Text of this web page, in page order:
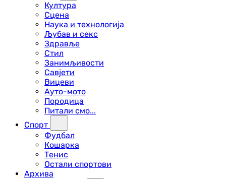
Култура
Сцена
Наука и технологија
Љубав и секс
Здравље
Стил
Занимљивости
Савјети
Вицеви
Ауто-мото
Породица
Питали смо...
Спорт
Фудбал
Кошарка
Тенис
Остали спортови
Архива